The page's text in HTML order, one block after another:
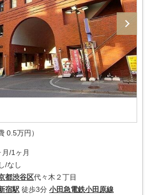
0.5万円）
月/1ヶ月
/なし
都渋谷区代々木２丁目
宿駅 徒歩3分 小田急電鉄小田原線